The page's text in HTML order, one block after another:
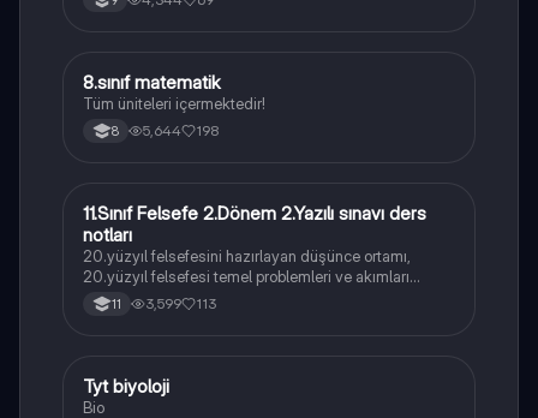
Matematik
8.sınıf matematik
Tüm üniteleri içermektedir!
8 5,644 198
Felsefe
11.Sınıf Felsefe 2.Dönem 2.Yazılı sınavı ders
notları
20.yüzyıl felsefesini hazırlayan düşünce ortamı,
20.yüzyıl felsefesi temel problemleri ve akımları
konularını içermektedir
11 3,599 113
Biyoloji
Tyt biyoloji
Bio